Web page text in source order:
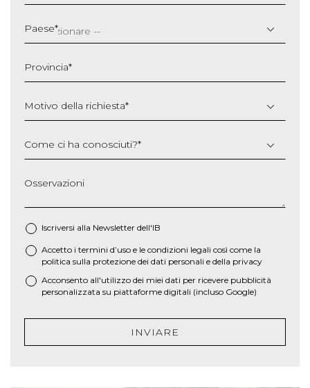
slash
MM
AAAA
Paese*
Provincia*
Motivo della richiesta*
Come ci ha conosciuti?*
Osservazioni
Iscriversi alla Newsletter dell'IB
* Accetto i termini d’uso e le condizioni legali così come la
politica sulla protezione dei dati personali e della privacy
Acconsento all'utilizzo dei miei dati per ricevere pubblicità
personalizzata su piattaforme digitali (incluso Google)
INVIARE